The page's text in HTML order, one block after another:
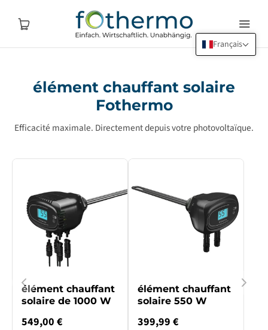
Français
élément chauffant solaire
Fothermo
Efficacité maximale. Directement depuis votre photovoltaïque.
élément chauffant
solaire de 1000 W
549,00 €
élément chauffant
solaire 550 W
399,99 €